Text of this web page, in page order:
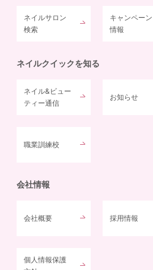
ネイルサロン
検索
キャンペーン
情報
ネイルクイックを知る
ネイル&ビュー
ティー通信
お知らせ
職業訓練校
会社情報
会社概要 採用情報
個人情報保護